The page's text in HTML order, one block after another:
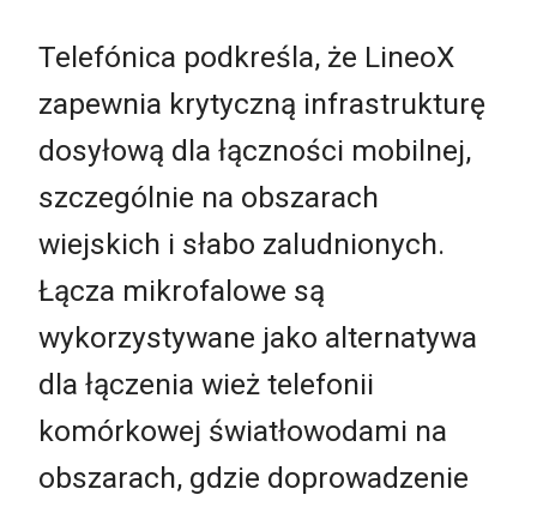
Telefónica podkreśla, że ​​LineoX
zapewnia krytyczną infrastrukturę
dosyłową dla łączności mobilnej,
szczególnie na obszarach
wiejskich i słabo zaludnionych.
Łącza mikrofalowe są
wykorzystywane jako alternatywa
dla łączenia wież telefonii
komórkowej światłowodami na
obszarach, gdzie doprowadzenie